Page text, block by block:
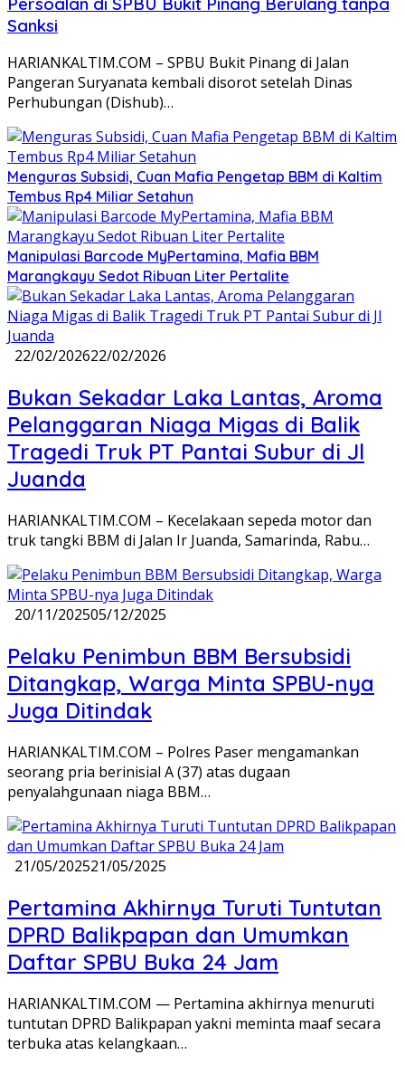
Sanksi
HARIANKALTIM.COM – SPBU Bukit Pinang di Jalan
Pangeran Suryanata kembali disorot setelah Dinas
Perhubungan (Dishub)…
Menguras Subsidi, Cuan Mafia Pengetap BBM di Kaltim
Tembus Rp4 Miliar Setahun
Manipulasi Barcode MyPertamina, Mafia BBM
Marangkayu Sedot Ribuan Liter Pertalite
22/02/202622/02/2026
Bukan Sekadar Laka Lantas, Aroma
Pelanggaran Niaga Migas di Balik
Tragedi Truk PT Pantai Subur di Jl
Juanda
HARIANKALTIM.COM – Kecelakaan sepeda motor dan
truk tangki BBM di Jalan Ir Juanda, Samarinda, Rabu…
20/11/202505/12/2025
Pelaku Penimbun BBM Bersubsidi
Ditangkap, Warga Minta SPBU-nya
Juga Ditindak
HARIANKALTIM.COM – Polres Paser mengamankan
seorang pria berinisial A (37) atas dugaan
penyalahgunaan niaga BBM…
21/05/202521/05/2025
Pertamina Akhirnya Turuti Tuntutan
DPRD Balikpapan dan Umumkan
Daftar SPBU Buka 24 Jam
HARIANKALTIM.COM — Pertamina akhirnya menuruti
tuntutan DPRD Balikpapan yakni meminta maaf secara
terbuka atas kelangkaan…